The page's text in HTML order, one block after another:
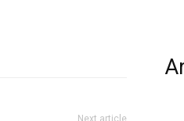
Next article